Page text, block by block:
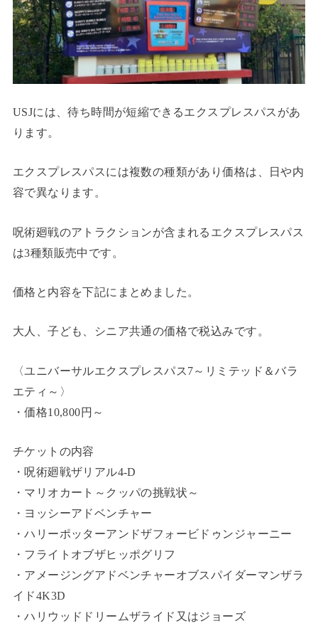
USJには、待ち時間が短縮できるエクスプレスパスがあ
ります。
エクスプレスパスには複数の種類があり価格は、日や内
容で異なります。
呪術廻戦のアトラクションが含まれるエクスプレスパス
は3種類販売中です。
価格と内容を下記にまとめました。
大人、子ども、シニア共通の価格で税込みです。
〈ユニバーサルエクスプレスパス7～リミテッド＆バラ
エティ～〉
・価格10,800円～
チケットの内容
・呪術廻戦ザリアル4‐D
・マリオカート～クッパの挑戦状～
・ヨッシーアドベンチャー
・ハリーポッターアンドザフォービドゥンジャーニー
・フライトオブザヒッポグリフ
・アメージングアドベンチャーオブスパイダーマンザラ
イド4K3D
・ハリウッドドリームザライド又はジョーズ